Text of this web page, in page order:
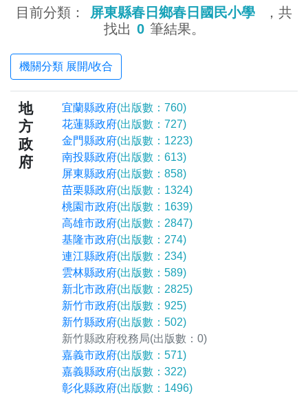
目前分類： 屏東縣春日鄉春日國民小學
，共
找出 0 筆結果。
機關分類 展開/收合
地
方
政
府
宜蘭縣政府(出版數：760)
花蓮縣政府(出版數：727)
金門縣政府(出版數：1223)
南投縣政府(出版數：613)
屏東縣政府(出版數：858)
苗栗縣政府(出版數：1324)
桃園市政府(出版數：1639)
高雄市政府(出版數：2847)
基隆市政府(出版數：274)
連江縣政府(出版數：234)
雲林縣政府(出版數：589)
新北市政府(出版數：2825)
新竹市政府(出版數：925)
新竹縣政府(出版數：502)
新竹縣政府稅務局(出版數：0)
嘉義市政府(出版數：571)
嘉義縣政府(出版數：322)
彰化縣政府(出版數：1496)